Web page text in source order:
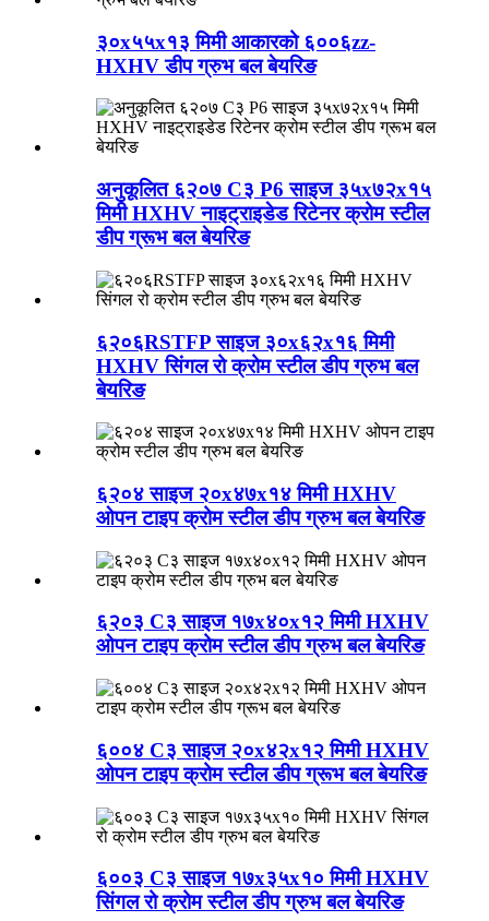
३०x५५x१३ मिमी आकारको ६००६zz-
HXHV डीप ग्रुभ बल बेयरिङ
अनुकूलित ६२०७ C३ P6 साइज ३५x७२x१५
मिमी HXHV नाइट्राइडेड रिटेनर क्रोम स्टील
डीप ग्रूभ बल बेयरिङ
६२०६RSTFP साइज ३०x६२x१६ मिमी
HXHV सिंगल रो क्रोम स्टील डीप ग्रुभ बल
बेयरिङ
६२०४ साइज २०x४७x१४ मिमी HXHV
ओपन टाइप क्रोम स्टील डीप ग्रुभ बल बेयरिङ
६२०३ C३ साइज १७x४०x१२ मिमी HXHV
ओपन टाइप क्रोम स्टील डीप ग्रुभ बल बेयरिङ
६००४ C३ साइज २०x४२x१२ मिमी HXHV
ओपन टाइप क्रोम स्टील डीप ग्रूभ बल बेयरिङ
६००३ C३ साइज १७x३५x१० मिमी HXHV
सिंगल रो क्रोम स्टील डीप ग्रुभ बल बेयरिङ